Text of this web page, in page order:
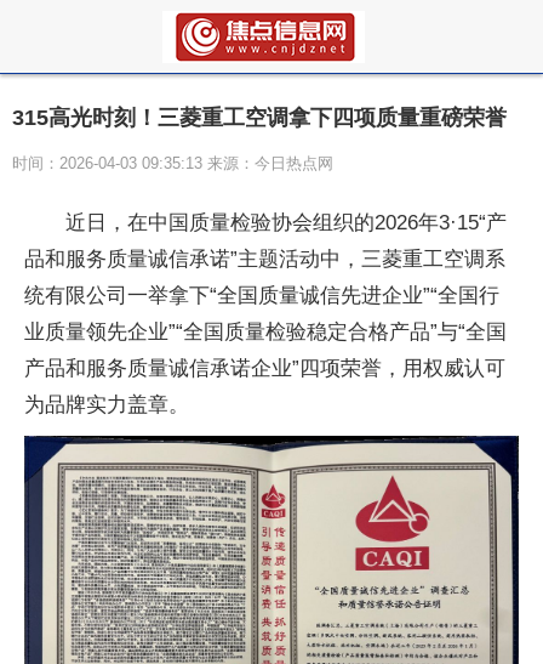
315高光时刻！三菱重工空调拿下四项质量重磅荣誉
时间：2026-04-03 09:35:13 来源：今日热点网
近日，在中国质量检验协会组织的2026年3·15“产
品和服务质量诚信承诺”主题活动中，三菱重工空调系
统有限公司一举拿下“全国质量诚信先进企业”“全国行
业质量领先企业”“全国质量检验稳定合格产品”与“全国
产品和服务质量诚信承诺企业”四项荣誉，用权威认可
为品牌实力盖章。